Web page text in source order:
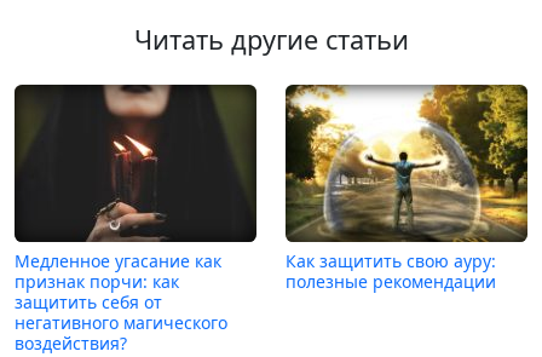
Читать другие статьи
Медленное угасание как
признак порчи: как
защитить себя от
негативного магического
воздействия?
Как защитить свою ауру:
полезные рекомендации